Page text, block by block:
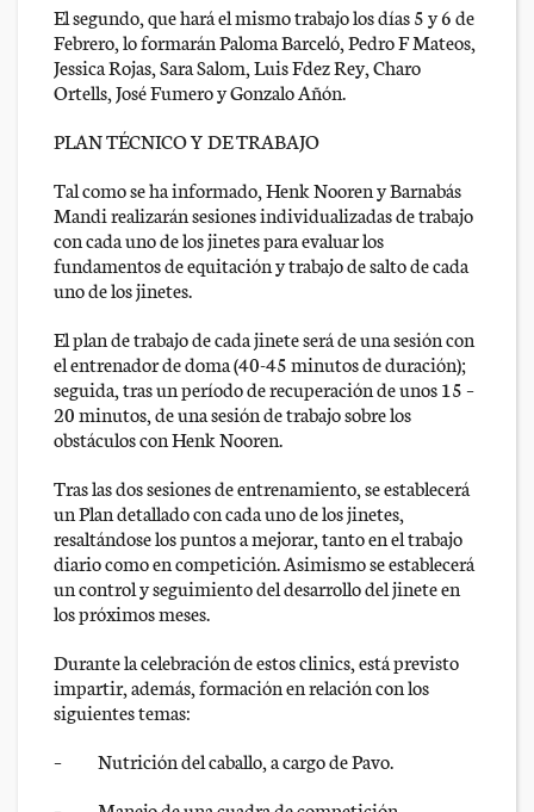
El segundo, que hará el mismo trabajo los días 5 y 6 de
Febrero, lo formarán Paloma Barceló, Pedro F Mateos,
Jessica Rojas, Sara Salom, Luis Fdez Rey, Charo
Ortells, José Fumero y Gonzalo Añón.
PLAN TÉCNICO Y DE TRABAJO
Tal como se ha informado, Henk Nooren y Barnabás
Mandi realizarán sesiones individualizadas de trabajo
con cada uno de los jinetes para evaluar los
fundamentos de equitación y trabajo de salto de cada
uno de los jinetes.
El plan de trabajo de cada jinete será de una sesión con
el entrenador de doma (40-45 minutos de duración);
seguida, tras un período de recuperación de unos 15 –
20 minutos, de una sesión de trabajo sobre los
obstáculos con Henk Nooren.
Tras las dos sesiones de entrenamiento, se establecerá
un Plan detallado con cada uno de los jinetes,
resaltándose los puntos a mejorar, tanto en el trabajo
diario como en competición. Asimismo se establecerá
un control y seguimiento del desarrollo del jinete en
los próximos meses.
Durante la celebración de estos clinics, está previsto
impartir, además, formación en relación con los
siguientes temas:
– Nutrición del caballo, a cargo de Pavo.